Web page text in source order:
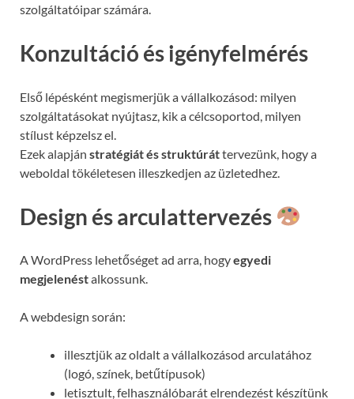
szolgáltatóipar számára.
Konzultáció és igényfelmérés
Első lépésként megismerjük a vállalkozásod: milyen
szolgáltatásokat nyújtasz, kik a célcsoportod, milyen
stílust képzelsz el.
Ezek alapján stratégiát és struktúráttervezünk, hogy a
weboldal tökéletesen illeszkedjen az üzletedhez.
Design és arculattervezés
A WordPress lehetőséget ad arra, hogyegyedi
megjelenéstalkossunk.
A webdesign során:
illesztjük az oldalt a vállalkozásod arculatához
(logó, színek, betűtípusok)
letisztult, felhasználóbarát elrendezést készítünk